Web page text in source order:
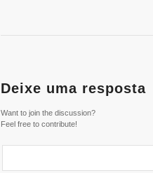
Deixe uma resposta
Want to join the discussion?
Feel free to contribute!